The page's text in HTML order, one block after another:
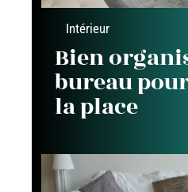
Intérieur
Bien
bureau
la place